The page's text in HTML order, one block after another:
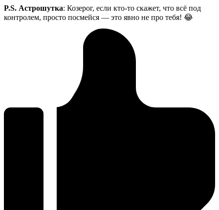
P.S. Астрошутка: Козерог, если кто-то скажет, что всё под
контролем, просто посмейся — это явно не про тебя! 😂